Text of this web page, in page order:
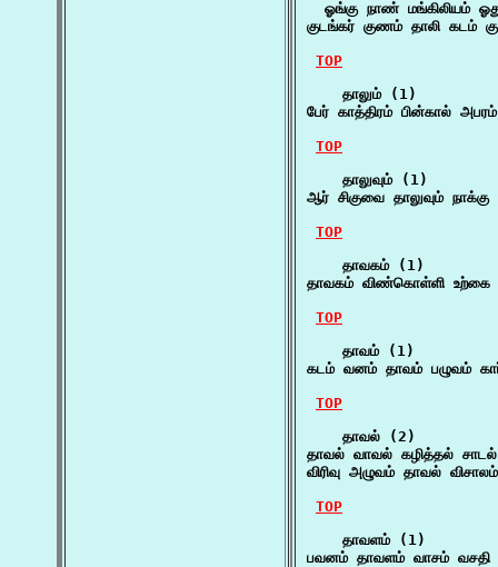
ஓங்கு நாண் மங்கிலியம்
குடங்கர் குணம் தாலி கடம்
TOP
    தாலும் (1)
பேர் காத்திரம் பின்கால்
TOP
    தாலுவும் (1)
ஆர் சிகுவை தாலுவும்
TOP
    தாவகம் (1)
தாவகம் விண்கொள்ளி
TOP
    தாவம் (1)
கடம் வனம் தாவம் பழுவம்
TOP
    தாவல் (2)
தாவல் வாவல் கழித்தல்
விரிவு அழுவம் தாவல்
TOP
    தாவளம் (1)
பவனம் தாவளம் வாசம்